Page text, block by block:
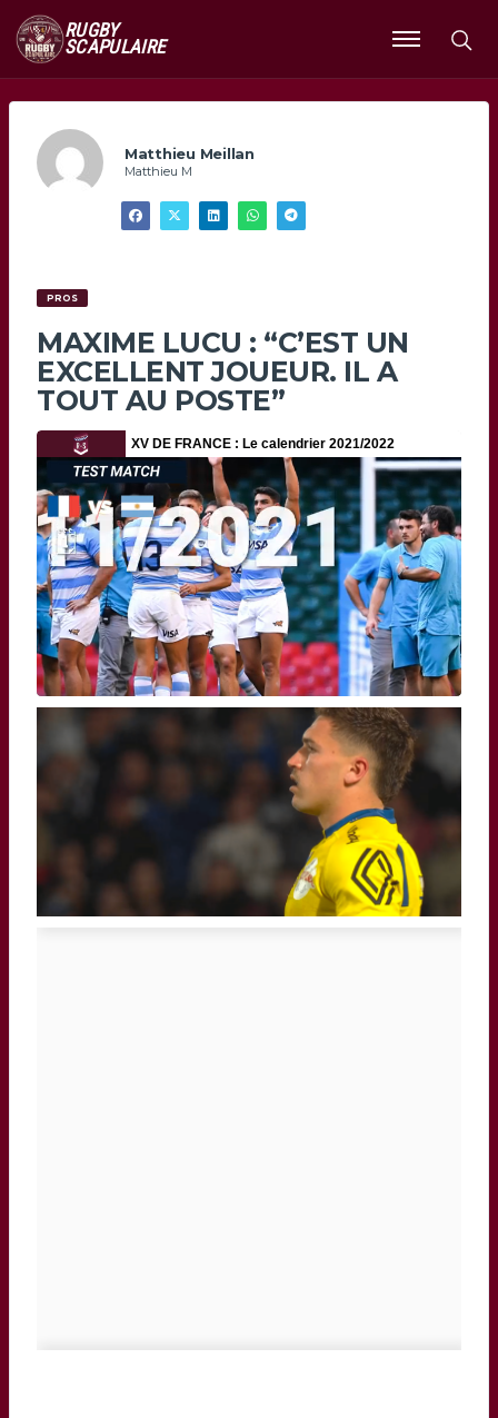
RUGBY
SCAPULAIRE
Ouvrir
le
Matthieu Meillan
Matthieu M
PROS
MAXIME LUCU : “C’EST UN
EXCELLENT JOUEUR. IL A
TOUT AU POSTE”